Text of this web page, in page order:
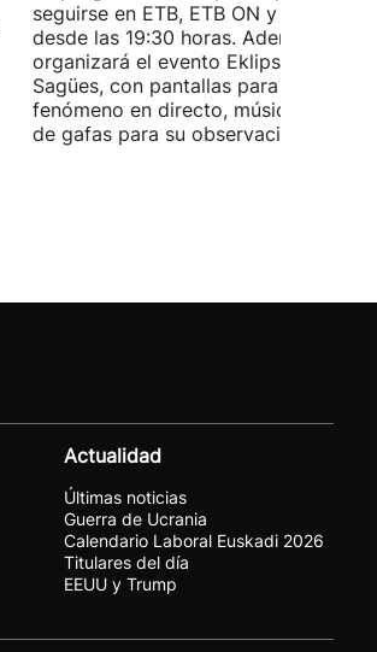
seguirse en ETB, ETB ON y ORAIN
desde las 19:30 horas. Además, EITB
organizará el evento Eklipse Gaua en
Sagües, con pantallas para seguir el
fenómeno en directo, música y
de gafas para su observación segura.
Actualidad
Últimas noticias
Guerra de Ucrania
Calendario Laboral Euskadi 2026
Titulares del día
EEUU y Trump